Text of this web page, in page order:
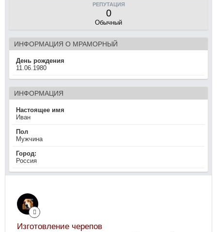
РЕПУТАЦИЯ
0
Обычный
ИНФОРМАЦИЯ О МРАМОРНЫЙ
День рождения
11.06.1980
ИНФОРМАЦИЯ
Настоящее имя
Иван
Пол
Мужчина
Город:
Россия
Изготовление черепов